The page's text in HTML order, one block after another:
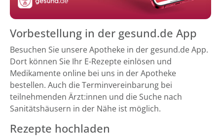
Vorbestellung in der gesund.de App
Besuchen Sie unsere Apotheke in der gesund.de App.
Dort können Sie Ihr E-Rezepte einlösen und
Medikamente online bei uns in der Apotheke
bestellen. Auch die Terminvereinbarung bei
teilnehmenden Ärzt:innen und die Suche nach
Sanitätshäusern in der Nähe ist möglich.
Rezepte hochladen